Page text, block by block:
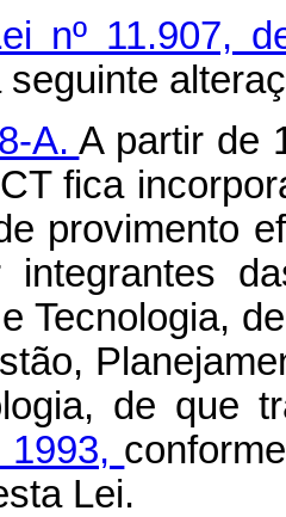
nº 11.907,
A.A partir de
fica
provimento
integrantes
Tecnologia,
de que
1993,
Lei.